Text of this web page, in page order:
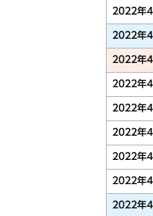
2022年
2022年
2022年
2022年
2022年
2022年
2022年
2022年
2022年